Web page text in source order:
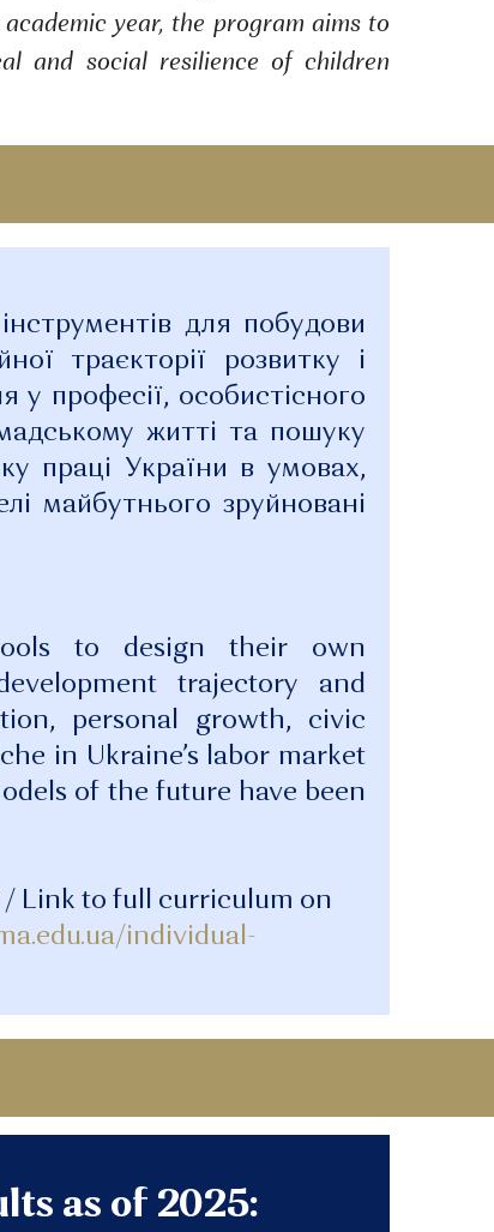
year, the program aims to
and social resilience of children
для побудови
траєкторії розвитку і
професії, особистісного
житті та пошуку
праці України в умовах,
майбутнього зруйновані
to design their own
trajectory and
personal growth, civic
in Ukraine’s labor market
of the future have been
/ Link to full curriculum on
individual-
as of 2025: